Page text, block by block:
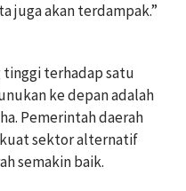
juga akan terdampak.”
tinggi terhadap satu
ke depan adalah
Pemerintah daerah
sektor alternatif
semakin baik.